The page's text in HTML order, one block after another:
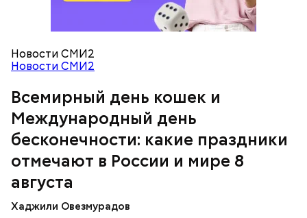
Новости СМИ2
Новости СМИ2
Всемирный день кошек и
Международный день
бесконечности: какие праздники
отмечают в России и мире 8
августа
Хаджили Овезмурадов
Международный день бесконечности
День малины со сливками
кабачок;
растительное масло;
помидоры черри либо грунтовые.